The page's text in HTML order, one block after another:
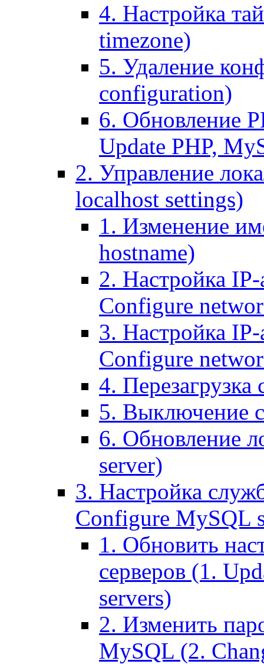
4. Настройка
timezone)
5. Удаление
configuration)
6. Обновление
Update PHP,
2. Управление
localhost settings)
1. Изменение
hostname)
2. Настройка IP-
Configure
3. Настройка
Configure
4. Перезагрузка
5. Выключение
6. Обновление
server)
3. Настройка
Configure MySQL
1. Обновить
серверов (1.
servers)
2. Изменить
MySQL (2.